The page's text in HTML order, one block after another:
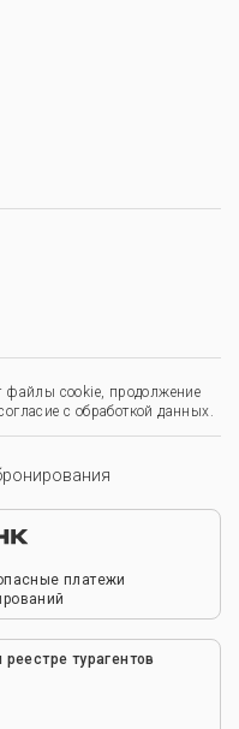
файлы cookie, продолжение
с обработкой данных.
платежи
турагентов